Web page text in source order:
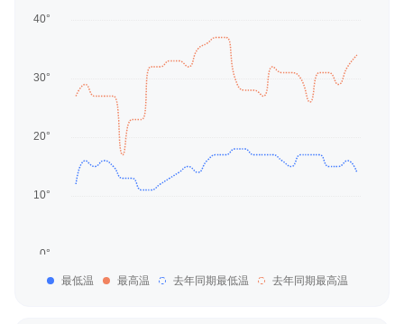
最低温 最高温 去年同期最低温 去年同期最高温